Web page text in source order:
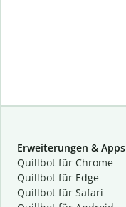
Erweiterungen & Apps
Quillbot für Chrome
Quillbot für Edge
Quillbot für Safari